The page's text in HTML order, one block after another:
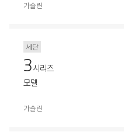
가솔린
세단
3시리즈
모델
가솔린